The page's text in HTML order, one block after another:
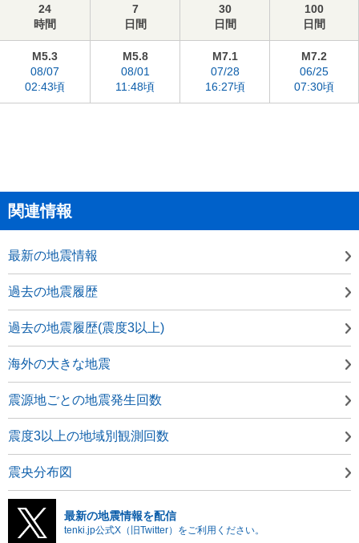
24
時間
7
日間
30
日間
100
日間
M5.3
08/07
02:43頃
M5.8
08/01
11:48頃
M7.1
07/28
16:27頃
M7.2
06/25
07:30頃
関連情報
最新の地震情報
過去の地震履歴
過去の地震履歴(震度3以上)
海外の大きな地震
震源地ごとの地震発生回数
震度3以上の地域別観測回数
震央分布図
最新の地震情報を配信
tenki.jp公式X（旧Twitter）をご利用ください。